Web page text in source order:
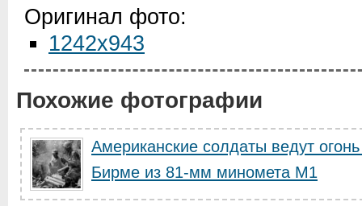
Оригинал фото:
1242x943
Похожие фотографии
Американские солдаты ведут
Бирме из 81-мм миномета М1